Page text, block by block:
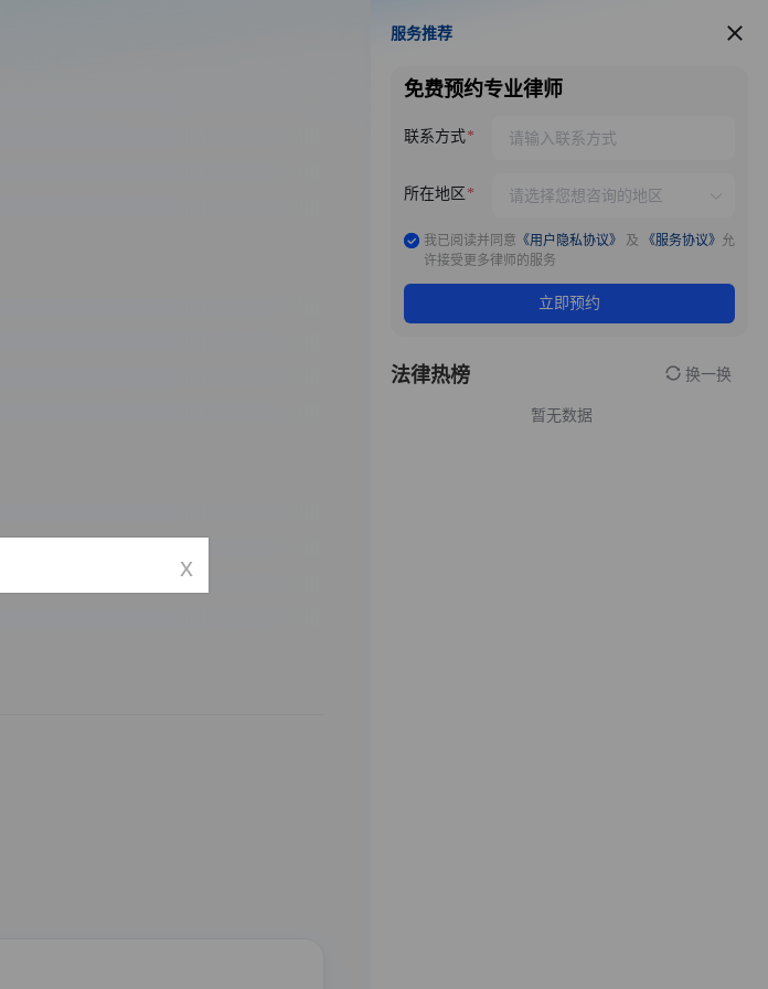
服务推荐
服务推荐
免费预约专业律师
联系方式
所在地区
我已阅读并同意 《用户隐私协议》 及 《服务协议》 允
许接受更多律师的服务
立即预约
法律热榜 换一换
暂无数据
x